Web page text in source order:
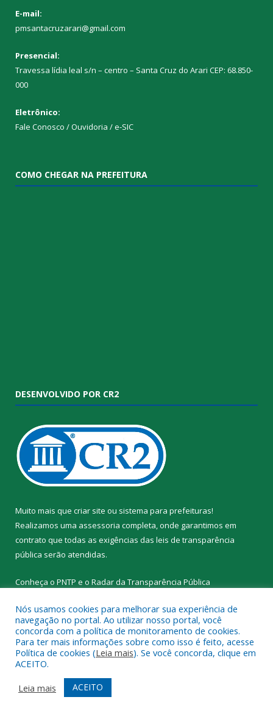
E-mail:
pmsantacruzarari@gmail.com
Presencial:
Travessa lídia leal s/n – centro – Santa Cruz do Arari CEP: 68.850-
000
Eletrônico:
Fale Conosco / Ouvidoria / e-SIC
COMO CHEGAR NA PREFEITURA
DESENVOLVIDO POR CR2
Muito mais que criar site ou sistema para prefeituras!
Realizamos uma assessoria completa, onde garantimos em
contrato que todas as exigências das leis de transparência
pública serão atendidas.
Conheça o PNTP e o Radar da Transparência Pública
Todos os direitos reservados a Prefeitura Municipal de Santa
Cruz do Arari.
Mapa do Site
Acessar Área Administrativa
Acessar Webmail
Nós usamos cookies para melhorar sua experiência de
navegação no portal. Ao utilizar nosso portal, você
concorda com a política de monitoramento de cookies.
Para ter mais informações sobre como isso é feito, acesse
Política de cookies (Leia mais). Se você concorda, clique em
ACEITO.
Leia mais
ACEITO